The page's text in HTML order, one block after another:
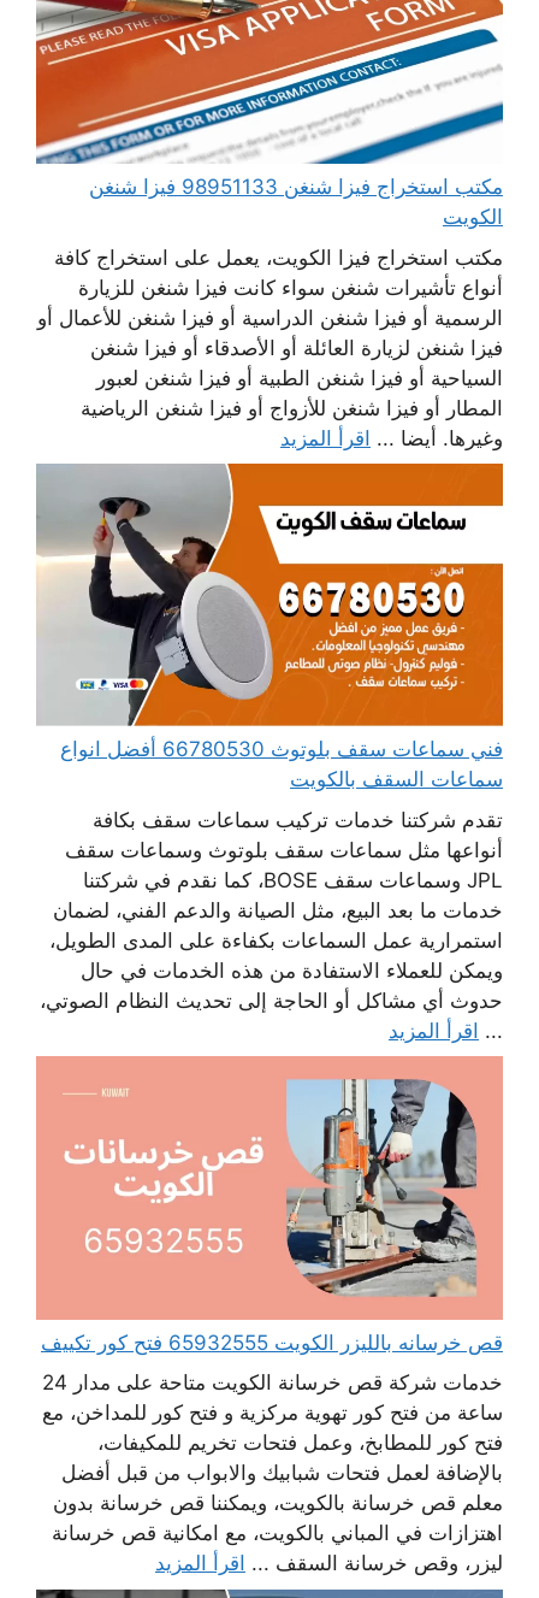
مكتب استخراج فيزا شنغن 98951133 فيزا شنغن
الكويت
مكتب استخراج فيزا الكويت، يعمل على استخراج كافة
أنواع تأشيرات شنغن سواء كانت فيزا شنغن للزيارة
الرسمية أو فيزا شنغن الدراسية أو فيزا شنغن للأعمال أو
فيزا شنغن لزيارة العائلة أو الأصدقاء أو فيزا شنغن
السياحية أو فيزا شنغن الطبية أو فيزا شنغن لعبور
المطار أو فيزا شنغن للأزواج أو فيزا شنغن الرياضية
وغيرها. أيضا ... اقرأ المزيد
فني سماعات سقف بلوتوث 66780530 أفضل انواع
سماعات السقف بالكويت
تقدم شركتنا خدمات تركيب سماعات سقف بكافة
أنواعها مثل سماعات سقف بلوتوث وسماعات سقف
JPL وسماعات سقف BOSE، كما نقدم في شركتنا
خدمات ما بعد البيع، مثل الصيانة والدعم الفني، لضمان
استمرارية عمل السماعات بكفاءة على المدى الطويل،
ويمكن للعملاء الاستفادة من هذه الخدمات في حال
حدوث أي مشاكل أو الحاجة إلى تحديث النظام الصوتي،
... اقرأ المزيد
قص خرسانه بالليزر الكويت 65932555 فتح كور تكييف
خدمات شركة قص خرسانة الكويت متاحة على مدار 24
ساعة من فتح كور تهوية مركزية و فتح كور للمداخن، مع
فتح كور للمطابخ، وعمل فتحات تخريم للمكيفات،
بالإضافة لعمل فتحات شبابيك والابواب من قبل أفضل
معلم قص خرسانة بالكويت، ويمكننا قص خرسانة بدون
اهتزازات في المباني بالكويت، مع امكانية قص خرسانة
ليزر، وقص خرسانة السقف ... اقرأ المزيد